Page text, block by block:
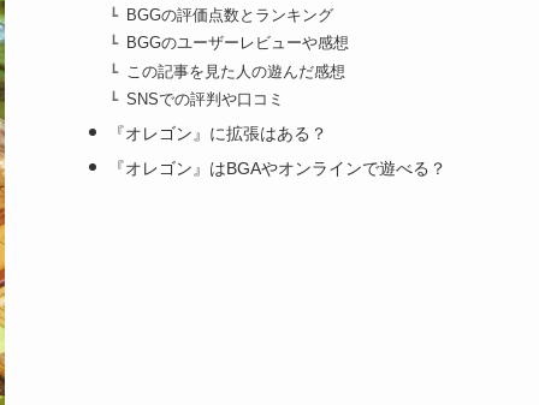
BGGの評価点数とランキング
BGGのユーザーレビューや感想
この記事を見た人の遊んだ感想
SNSでの評判や口コミ
『オレゴン』に拡張はある？
『オレゴン』はBGAやオンラインで遊べる？